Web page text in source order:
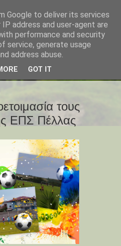
τους
ΕΠΣ Πέλλας
Google to deliver its services
address and user-agent are
performance and security
service, generate usage
address abuse.
GOT IT